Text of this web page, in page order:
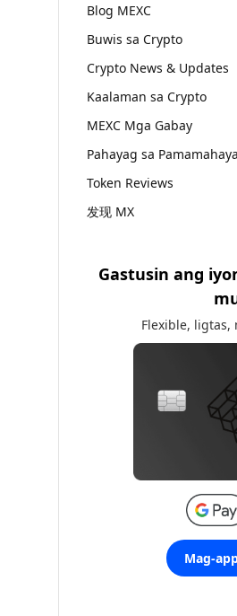
Blog MEXC
Buwis sa Crypto
Crypto News & Updates
Kaalaman sa Crypto
MEXC Mga Gabay
Pahayag sa
Token Reviews
发现 MX
Gastusin ang
Flexible, ligtas,
Mag-